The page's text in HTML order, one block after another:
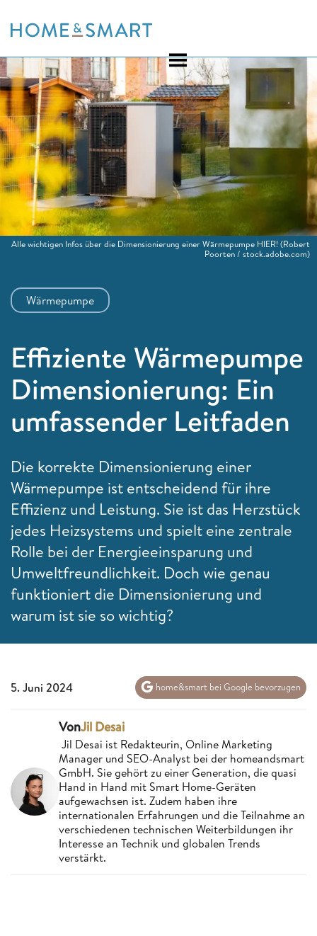
to
Wärmepumpe
Effiziente Wärmepumpe
Dimensionierung: Ein
umfassender Leitfaden
Die korrekte Dimensionierung einer
Wärmepumpe ist entscheidend für ihre
Effizienz und Leistung. Sie ist das Herzstück
jedes Heizsystems und spielt eine zentrale
Rolle bei der Energieeinsparung und
Umweltfreundlichkeit. Doch wie genau
funktioniert die Dimensionierung und
warum ist sie so wichtig?
Alle wichtigen Infos über die Dimensionierung einer Wärmepumpe HIER!(Robert
Poorten / stock.adobe.com)
5. Juni 2024 home&smart bei Google bevorzugen
VonJil Desai
Jil Desai ist Redakteurin, Online Marketing
Manager und SEO-Analyst bei der homeandsmart
GmbH. Sie gehört zu einer Generation, die quasi
Hand in Hand mit Smart Home-Geräten
aufgewachsen ist. Zudem haben ihre
internationalen Erfahrungen und die Teilnahme an
verschiedenen technischen Weiterbildungen ihr
Interesse an Technik und globalen Trends
verstärkt.